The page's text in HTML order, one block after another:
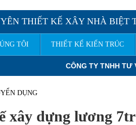
THIẾT KẾ XÂY NHÀ BIỆT
TÔI THIẾT KẾ KIẾN TRÚC
CÔNG TY TNHH TƯ VẤN THIẾT KẾ
DỤNG
xây dựng lương